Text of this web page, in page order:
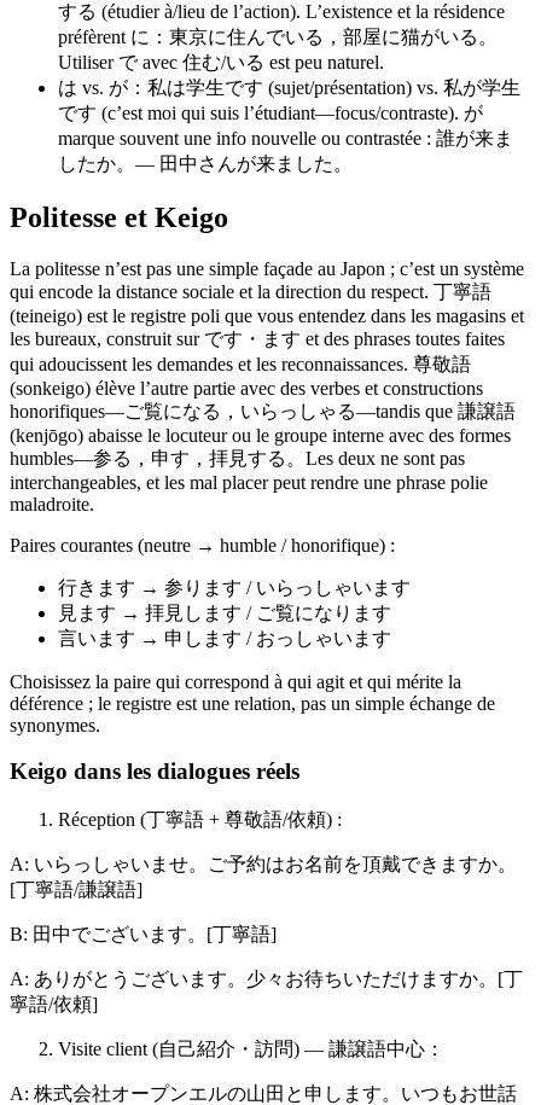
する (étudier à/lieu de l’action). L’existence et la résidence
préfèrent に：東京に住んでいる，部屋に猫がいる。
Utiliser で avec 住む/いる est peu naturel.
は vs. が：私は学生です (sujet/présentation) vs. 私が学生
です (c’est moi qui suis l’étudiant—focus/contraste). が
marque souvent une info nouvelle ou contrastée : 誰が来ま
したか。— 田中さんが来ました。
Politesse et Keigo
La politesse n’est pas une simple façade au Japon ; c’est un système
qui encode la distance sociale et la direction du respect. 丁寧語
(teineigo) est le registre poli que vous entendez dans les magasins et
les bureaux, construit sur です・ます et des phrases toutes faites
qui adoucissent les demandes et les reconnaissances. 尊敬語
(sonkeigo) élève l’autre partie avec des verbes et constructions
honorifiques—ご覧になる，いらっしゃる—tandis que 謙譲語
(kenjōgo) abaisse le locuteur ou le groupe interne avec des formes
humbles—参る，申す，拝見する。Les deux ne sont pas
interchangeables, et les mal placer peut rendre une phrase polie
maladroite.
Paires courantes (neutre → humble / honorifique) :
行きます → 参ります / いらっしゃいます
見ます → 拝見します / ご覧になります
言います → 申します / おっしゃいます
Choisissez la paire qui correspond à qui agit et qui mérite la
déférence ; le registre est une relation, pas un simple échange de
synonymes.
Keigo dans les dialogues réels
Réception (丁寧語 + 尊敬語/依頼) :
A: いらっしゃいませ。ご予約はお名前を頂戴できますか。
[丁寧語/謙譲語]
B: 田中でございます。[丁寧語]
A: ありがとうございます。少々お待ちいただけますか。[丁
寧語/依頼]
Visite client (自己紹介・訪問) — 謙譲語中心：
A: 株式会社オープンエルの山田と申します。いつもお世話